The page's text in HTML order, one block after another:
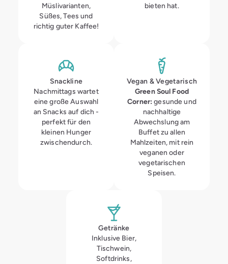
Müslivarianten,
Süßes, Tees und
richtig guter Kaffee!
bieten hat.
Snackline
Nachmittags wartet
eine große Auswahl
an Snacks auf dich -
perfekt für den
kleinen Hunger
zwischendurch.
Vegan & Vegetarisch
Green Soul Food
Corner:gesunde und
nachhaltige
Abwechslung am
Buffet zu allen
Mahlzeiten, mit rein
veganen oder
vegetarischen
Speisen.
Getränke
Inklusive Bier,
Tischwein,
Softdrinks,